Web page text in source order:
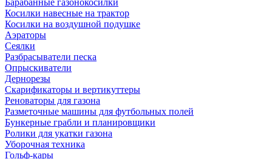
Барабанные газонокосилки
Косилки навесные на трактор
Косилки на воздушной подушке
Аэраторы
Сеялки
Разбрасыватели песка
Опрыскиватели
Дернорезы
Скарификаторы и вертикуттеры
Реноваторы для газона
Разметочные машины для футбольных полей
Бункерные грабли и планировщики
Ролики для укатки газона
Уборочная техника
Гольф-кары